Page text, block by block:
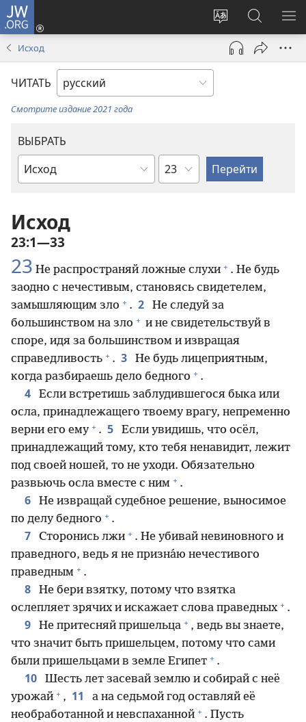
JW.ORG
Изменить
язык
сайта
Войти
(открывается
новом
окне)
Поиск
по
jw.org
Исход
ЧИТАТЬ
Смотрите издание 2021 года
ВЫБРАТЬ
по
Библии
по
главам
Исход
23:1—33
23 Не распространяй ложные слухи + . Не будь
заодно с нечестивым, становясь свидетелем,
замышляющим зло + . 2
Не следуй за
большинством на зло + и не свидетельствуй в
споре, идя за большинством и извращая
справедливость + . 3
Не будь лицеприятным,
когда разбираешь дело бедного + .
4
Если встретишь заблудившегося быка или
осла, принадлежащего твоему врагу, непременно
верни его ему + . 5
Если увидишь, что осёл,
принадлежащий тому, кто тебя ненавидит, лежит
под своей ношей, то не уходи. Обязательно
развьючь осла вместе с ним + .
6
Не извращай судебное решение, выносимое
по делу бедного + .
7 Сторонись лжи + . Не убивай невиновного и
праведного, ведь я не призна́ю нечестивого
праведным + .
8
Не бери взятку, потому что взятка
ослепляет зрячих и искажает слова праведных + .
9 Не притесняй пришельца + , ведь вы знаете,
что значит быть пришельцем, потому что сами
были пришельцами в земле Египет + .
10
Шесть лет засевай землю и собирай с неё
урожай + , 11
а на седьмой год оставляй её
необработанной и невспаханной + . Пусть